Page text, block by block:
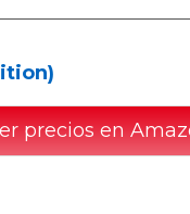
precios en